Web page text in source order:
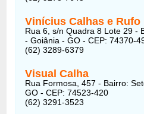
Vinícius Calhas e Rufo
Rua 6, s/n Quadra 8 Lote 29 -
- Goiânia - GO - CEP: 74370-
(62) 3289-6379
Visual Calha
Rua Formosa, 457 - Bairro:
GO - CEP: 74523-420
(62) 3291-3523